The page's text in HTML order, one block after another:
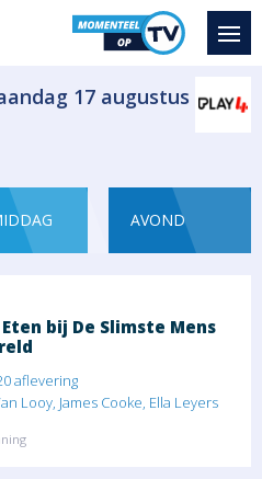
17 augustus
AVOND
uit de kast in haar zoektocht...
verwachten de Verhulstjes
bij De Slimste Mens
aflevering
Looy, James Cooke, Ella Leyers